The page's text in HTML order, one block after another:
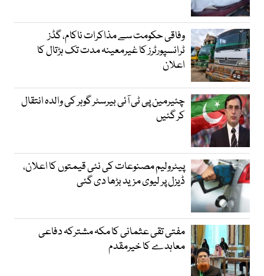
وفاقی حکومت سے مذاکرات ناکام، گڈز
ٹرانسپورٹرز کا غیرمعینہ مدت تک ہڑتال کا
اعلان
چئیرمین پی ٹی آئی بیرسٹر گوہر کی والدہ انتقال
کر گئیں
پیٹرولیم مصنوعات کی نئی قیمتوں کا اعلان،
ڈیزل پر لیوی مزید بڑھا دی گئی
مفتی تقی عثمانی کا مکہ مشترکہ دفاعی
معاہدے کا خیرمقدم